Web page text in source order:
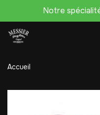
Notre
Accueil